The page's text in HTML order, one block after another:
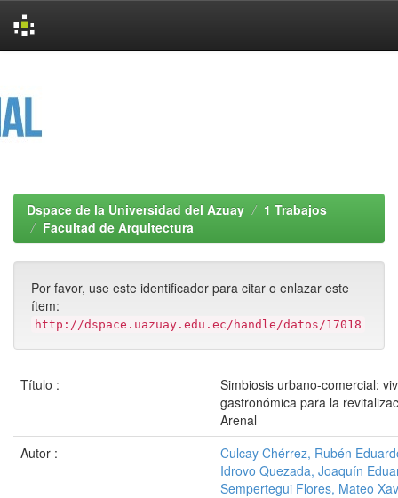
Dspace de la Universidad del Azuay
1 Trabajos
Facultad de Arquitectura
Por favor, use este identificador para citar o enlazar este
ítem:
http://dspace.uazuay.edu.ec/handle/datos/17018
Título :
Simbiosis urbano-comercial:
gastronómica para la
Arenal
Autor :
Culcay Chérrez, Rubén
Idrovo Quezada, Joaquín
Sempertegui Flores, Mateo